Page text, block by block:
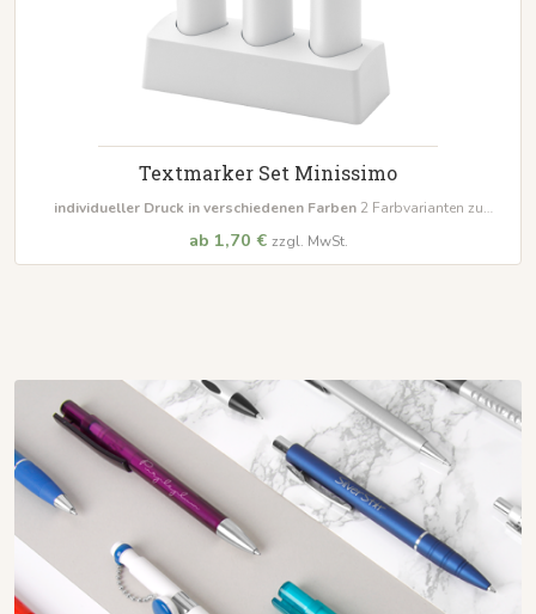
Textmarker Set Minissimo
individueller Druck in verschiedenen Farben 2 Farbvarianten zu
ab 1,70 € zzgl. MwSt.